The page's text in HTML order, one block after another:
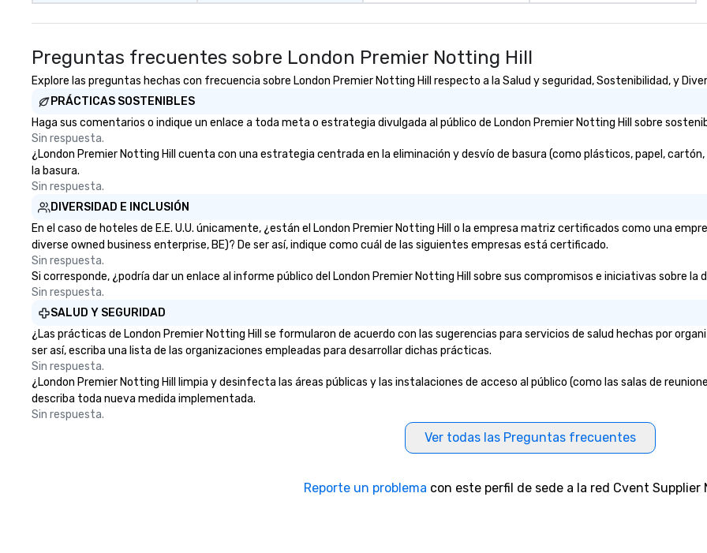
Preguntas frecuentes sobre London Premier Notting Hill
Explore las preguntas hechas con frecuencia sobre London Premier Notting Hill respecto a la Salud y seguridad, Sostenibilidad, y
PRÁCTICAS SOSTENIBLES
Haga sus comentarios o indique un enlace a toda meta o estrategia divulgada al público de London Premier Notting Hill sobre
Sin respuesta.
¿London Premier Notting Hill cuenta con una estrategia centrada en la eliminación y desvío de basura (como plásticos, papel,
la basura.
Sin respuesta.
DIVERSIDAD E INCLUSIÓN
En el caso de hoteles de E.E. U.U. únicamente, ¿están el London Premier Notting Hill o la empresa matriz certificados como una
diverse owned business enterprise, BE)? De ser así, indique como cuál de las siguientes empresas está certificado.
Sin respuesta.
Si corresponde, ¿podría dar un enlace al informe público del London Premier Notting Hill sobre sus compromisos e iniciativas sobre la
Sin respuesta.
SALUD Y SEGURIDAD
¿Las prácticas de London Premier Notting Hill se formularon de acuerdo con las sugerencias para servicios de salud hechas por
ser así, escriba una lista de las organizaciones empleadas para desarrollar dichas prácticas.
Sin respuesta.
¿London Premier Notting Hill limpia y desinfecta las áreas públicas y las instalaciones de acceso al público (como las salas de
describa toda nueva medida implementada.
Sin respuesta.
Ver todas las Preguntas frecuentes
Reporte un problema con este perfil de sede a la red Cvent Supplier